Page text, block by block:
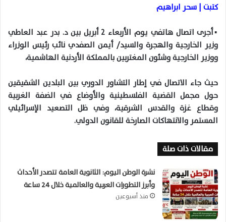
ي
كتبت | سحر ابراهيم
▪أجرى اتصال هاتفي يوم الأربعاء ٢ أبريل بين د. بدر عبد العاطي
وزير الخارجية والهجرة والسيد/ أيمن الصفدي نائب رئيس الوزراء
ووزير الخارجية وشئون المغتربين بالمملكة الأردنية الهاشمية،
حيث جاء الاتصال في إطار التشاور الدوري بين البلدين الشقيقين
حول مجمل القضية الفلسطينية والأوضاع في الضفة الغربية
وقطاع غزة والقدس الشرقية، وفي ظل التصعيد الإسرائيلي
المستمر والانتهاكات الصارخة للقانون الدولي.
مقالات ذات صلة
نشرة الوطن اليوم: الثانوية العامة تتصدر الأحداث
وأبرز التطورات العربية والعالمية خلال 24 ساعة
منذ أسبوعين